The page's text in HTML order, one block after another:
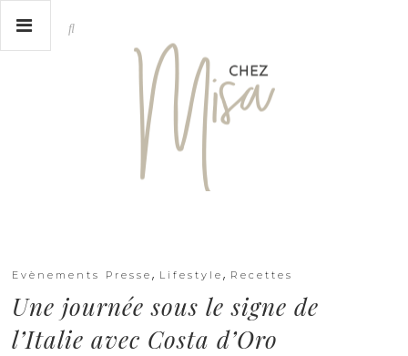
Evènements Presse, Lifestyle, Recettes
Une journée sous le signe de
l’Italie avec Costa d’Oro